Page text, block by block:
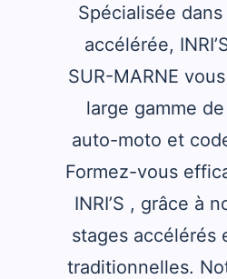
Spécialisée
accélérée,
SUR-MARNE
large gamme
auto-moto et
Formez-vous
INRI’S , grâce à
stages accélérés
traditionnelles.